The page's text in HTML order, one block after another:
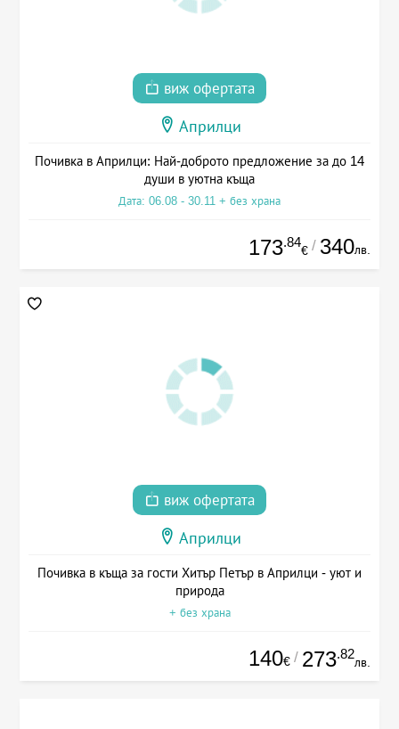
виж офертата
Априлци
Почивка в Априлци: Най-доброто предложение за до 14
души в уютна къща
Дата: 06.08 - 30.11 + без храна
173.84
€ / 340лв.
виж офертата
Априлци
Почивка в къща за гости Хитър Петър в Априлци - уют и
природа
+ без храна
140€ / 273.82
лв.